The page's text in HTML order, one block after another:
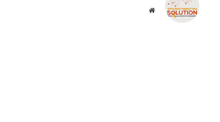
Website